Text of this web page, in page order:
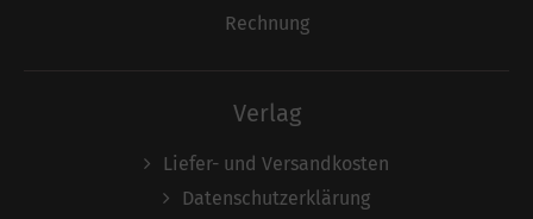
Rechnung
Verlag
Liefer- und Versandkosten
Datenschutzerklärung